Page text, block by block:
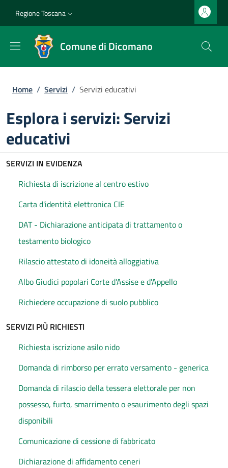
Slim top
Regione Toscana
Comune di Dicomano
Briciole di pane
Home / Servizi / Servizi educativi
Esplora i servizi: Servizi
educativi
SERVIZI IN EVIDENZA
Richiesta di iscrizione al centro estivo
Carta d'identità elettronica CIE
DAT - Dichiarazione anticipata di trattamento o
testamento biologico
Rilascio attestato di idoneità alloggiativa
Albo Giudici popolari Corte d'Assise e d'Appello
Richiedere occupazione di suolo pubblico
SERVIZI PIÙ RICHIESTI
Richiesta iscrizione asilo nido
Domanda di rimborso per errato versamento - generica
Domanda di rilascio della tessera elettorale per non
possesso, furto, smarrimento o esaurimento degli spazi
disponibili
Comunicazione di cessione di fabbricato
Dichiarazione di affidamento ceneri